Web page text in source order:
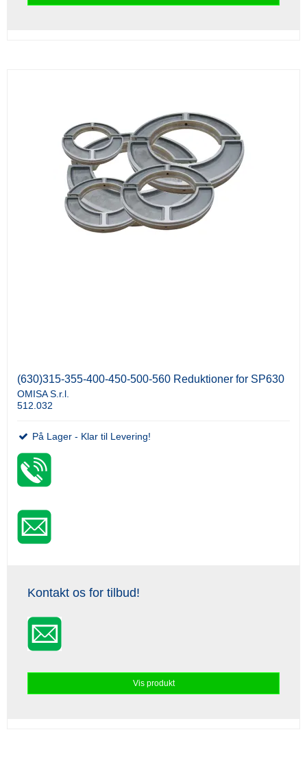
(630)315-355-400-450-500-560 Reduktioner for SP630
OMISA S.r.l.
512.032
På Lager - Klar til Levering!
Kontakt os for tilbud!
Vis produkt